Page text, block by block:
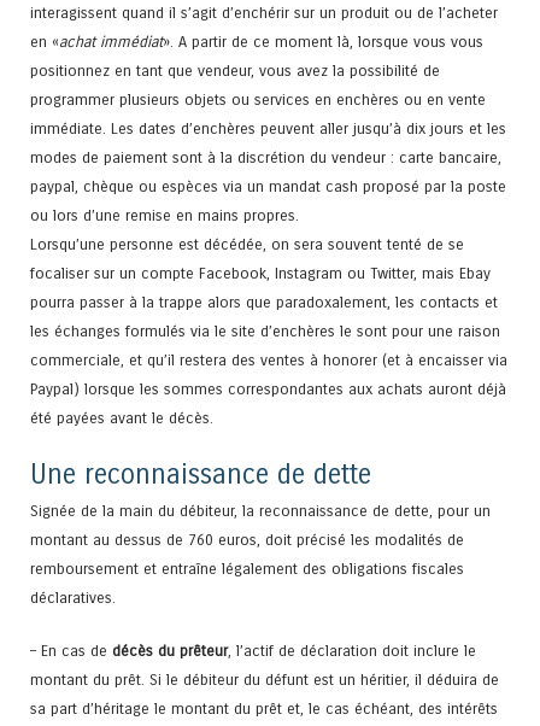
interagissent quand il s’agit d’enchérir sur un produit ou de l’acheter
en «achat immédiat». A partir de ce moment là, lorsque vous vous
positionnez en tant que vendeur, vous avez la possibilité de
programmer plusieurs objets ou services en enchères ou en vente
immédiate. Les dates d’enchères peuvent aller jusqu’à dix jours et les
modes de paiement sont à la discrétion du vendeur : carte bancaire,
paypal, chèque ou espèces via un mandat cash proposé par la poste
ou lors d’une remise en mains propres.
Lorsqu’une personne est décédée, on sera souvent tenté de se
focaliser sur un compte Facebook, Instagram ou Twitter, mais Ebay
pourra passer à la trappe alors que paradoxalement, les contacts et
les échanges formulés via le site d’enchères le sont pour une raison
commerciale, et qu’il restera des ventes à honorer (et à encaisser via
Paypal) lorsque les sommes correspondantes aux achats auront déjà
été payées avant le décès.
Une reconnaissance de dette
Signée de la main du débiteur, la reconnaissance de dette, pour un
montant au dessus de 760 euros, doit précisé les modalités de
remboursement et entraîne légalement des obligations fiscales
déclaratives.
– En cas de décès du prêteur, l’actif de déclaration doit inclure le
montant du prêt. Si le débiteur du défunt est un héritier, il déduira de
sa part d’héritage le montant du prêt et, le cas échéant, des intérêts